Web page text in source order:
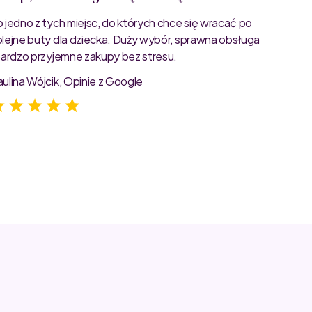
jedno z tych miejsc, do których chce się wracać po
buty dla dziecka. Duży wybór, sprawna obsługa
przyjemne zakupy bez stresu.
Wójcik, Opinie z Google